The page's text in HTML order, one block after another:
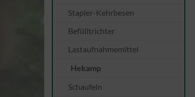
Stapler-Kehrbesen
Befülltrichter
Lastaufnahmemittel
Hekamp
Schaufeln